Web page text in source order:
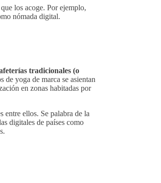
los acoge. Por ejemplo,
nómada digital.
tradicionales (o
de yoga de marca se asientan
en zonas habitadas por
entre ellos. Se palabra de la
digitales de países como